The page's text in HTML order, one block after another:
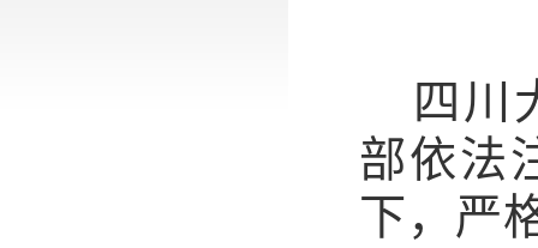
四川
部依法
下，严